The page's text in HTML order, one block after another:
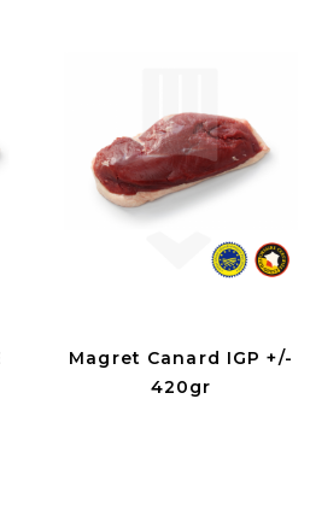
Magret Canard IGP +/-
420gr